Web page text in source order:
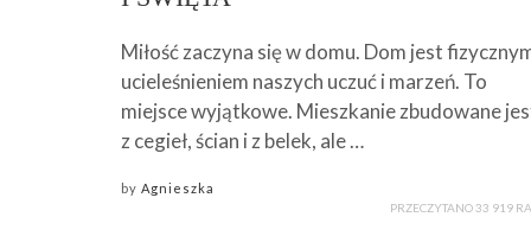
Miłość zaczyna się w domu. Dom jest
ucieleśnieniem naszych uczuć i marzeń. To
miejsce wyjątkowe. Mieszkanie zbudowane
z cegieł, ścian i z belek, ale …
by Agnieszka
PRZECZYTANO 33 919